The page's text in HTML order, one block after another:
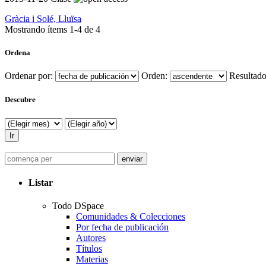
Gràcia i Solé, Lluïsa
Mostrando ítems 1-4 de 4
Ordena
Ordenar por: Orden:
Descubre
Listar
Todo DSpace
Comunidades & Colecciones
Por fecha de publicación
Autores
Títulos
Materias